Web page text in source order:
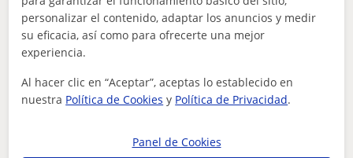
cualquier situación y edad, mirando siempr...
Yadin Saaddann
personalizar el contenido, adaptar los anuncios y medir
su eficacia, así como para ofrecerte una mejor
experiencia.
Al hacer clic en “Aceptar”, aceptas lo establecido en
nuestra Política de Cookies y Política de Privacidad.
Panel de Cookies